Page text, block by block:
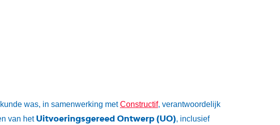
was, in samenwerking metConstructif, verantwoordelijk
van het Uitvoeringsgereed Ontwerp (UO), inclusief